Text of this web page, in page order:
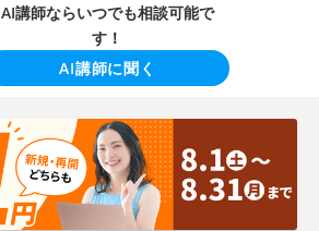
AI講師ならいつでも相談可能で
す！
AI講師に聞く